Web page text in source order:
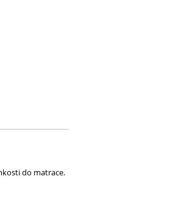
do matrace.